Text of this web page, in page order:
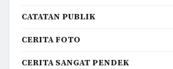
CATATAN PUBLIK
CERITA FOTO
CERITA SANGAT PENDEK